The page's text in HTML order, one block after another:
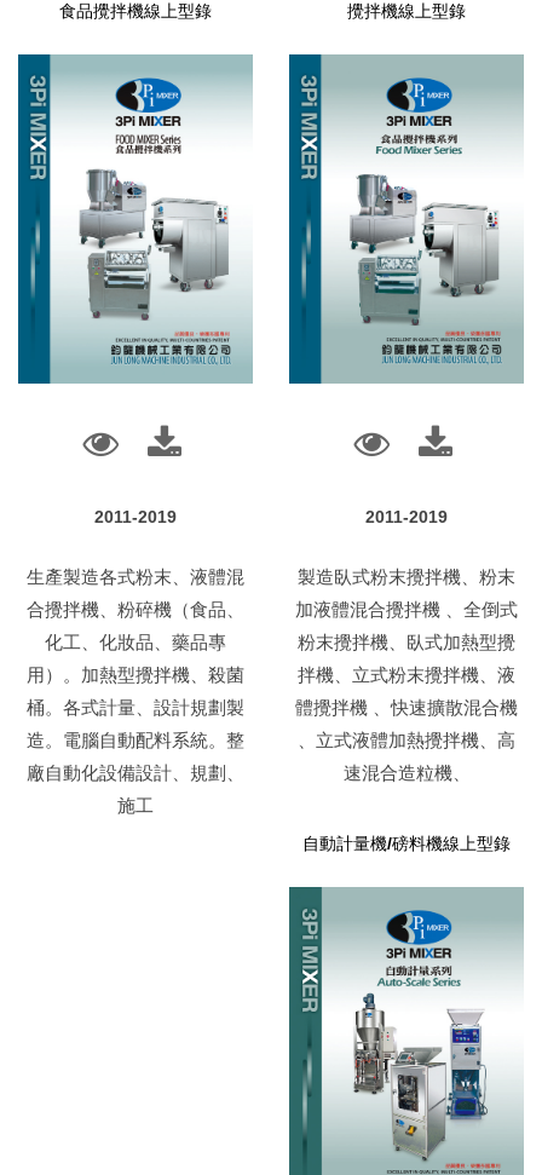
食品攪拌機線上型錄
2011-2019
生產製造各式粉末、液體混
合攪拌機、粉碎機（食品、
化工、化妝品、藥品專
用）。加熱型攪拌機、殺菌
桶。各式計量、設計規劃製
造。電腦自動配料系統。整
廠自動化設備設計、規劃、
施工
攪拌機線上型錄
2011-2019
製造臥式粉末攪拌機、粉末
加液體混合攪拌機 、全倒式
粉末攪拌機、臥式加熱型攪
拌機、立式粉末攪拌機、液
體攪拌機 、快速擴散混合機
、立式液體加熱攪拌機、高
速混合造粒機、
自動計量機/磅料機線上型錄